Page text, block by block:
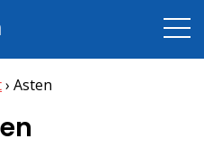
› Asten